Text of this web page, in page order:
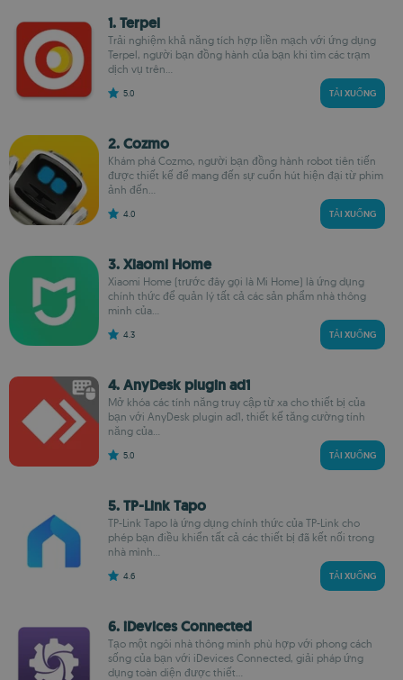
1. Terpel
Trải nghiệm khả năng tích hợp liền mạch với ứng dụng
Terpel, người bạn đồng hành của bạn khi tìm các trạm
dịch vụ trên...
5.0 TẢI XUỐNG
2. Cozmo
Khám phá Cozmo, người bạn đồng hành robot tiên tiến
được thiết kế để mang đến sự cuốn hút hiện đại từ phim
ảnh đến...
4.0 TẢI XUỐNG
3. Xiaomi Home
Xiaomi Home (trước đây gọi là Mi Home) là ứng dụng
chính thức để quản lý tất cả các sản phẩm nhà thông
minh của...
4.3 TẢI XUỐNG
4. AnyDesk plugin ad1
Mở khóa các tính năng truy cập từ xa cho thiết bị của
bạn với AnyDesk plugin ad1, thiết kế tăng cường tính
năng của...
5.0 TẢI XUỐNG
5. TP-Link Tapo
TP-Link Tapo là ứng dụng chính thức của TP-Link cho
phép bạn điều khiển tất cả các thiết bị đã kết nối trong
nhà mình...
4.6 TẢI XUỐNG
6. iDevices Connected
Tạo một ngôi nhà thông minh phù hợp với phong cách
sống của bạn với iDevices Connected, giải pháp ứng
dụng toàn diện được thiết...